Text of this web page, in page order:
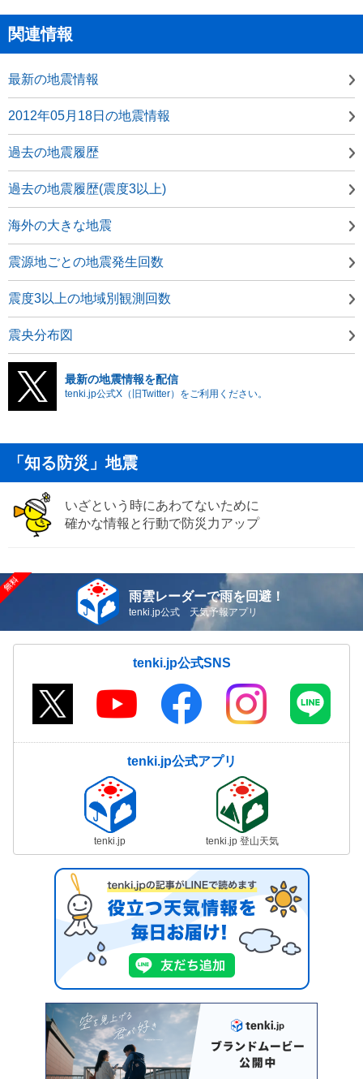
関連情報
最新の地震情報
2012年05月18日の地震情報
過去の地震履歴
過去の地震履歴(震度3以上)
海外の大きな地震
震源地ごとの地震発生回数
震度3以上の地域別観測回数
震央分布図
最新の地震情報を配信
tenki.jp公式X（旧Twitter）をご利用ください。
「知る防災」地震
いざという時にあわてないために
確かな情報と行動で防災力アップ
雨雲レーダーで雨を回避！
tenki.jp公式 天気予報アプリ
tenki.jp公式SNS
tenki.jp公式アプリ
tenki.jp tenki.jp 登山天気